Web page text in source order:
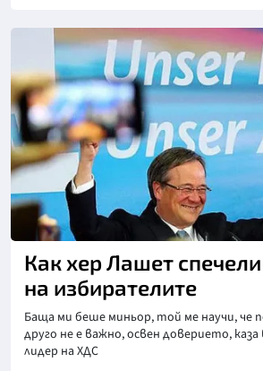
Как хер Лашет
на избирателите
Баща ми беше миньор, той ме научи, че
друго не е важно, освен доверието,
лидер на ХДС